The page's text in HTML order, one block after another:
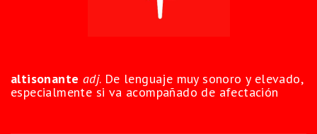
altisonante adj. De lenguaje muy sonoro y elevado,
especialmente si va acompañado de afectación